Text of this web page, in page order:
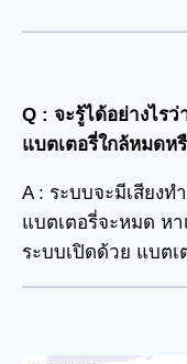
Q : จะรู้ได้อย่างไร
แบตเตอรี่ใกล้หมดห
A : ระบบจะมีเสียง
แบตเตอรี่จะหมด ห
ระบบเปิดด้วย แบต